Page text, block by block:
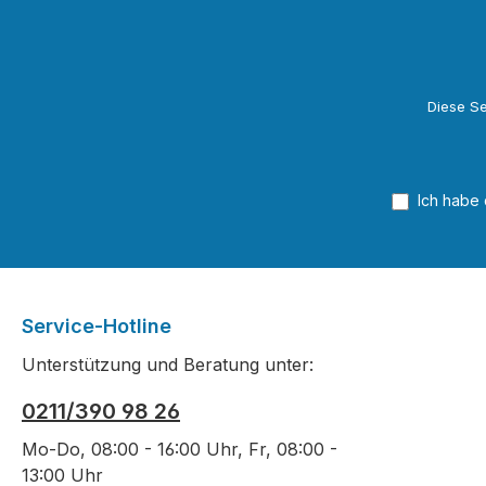
für
Möbel-
und
und
Diese
Ich habe
Service-Hotline
Unterstützung und Beratung unter:
0211/390 98 26
Mo-Do, 08:00 - 16:00 Uhr, Fr, 08:00 -
13:00 Uhr